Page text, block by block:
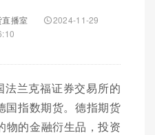
直播室
2024-11-29
兰克福证券交易所的
国指数期货。德指期货
物的金融衍生品，投资